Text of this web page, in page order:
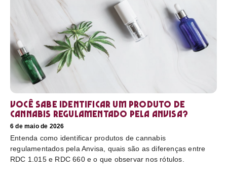
Você sabe identificar um produto de
cannabis regulamentado pela Anvisa?
6 de maio de 2026
Entenda como identificar produtos de cannabis
regulamentados pela Anvisa, quais são as diferenças entre
RDC 1.015 e RDC 660 e o que observar nos rótulos.